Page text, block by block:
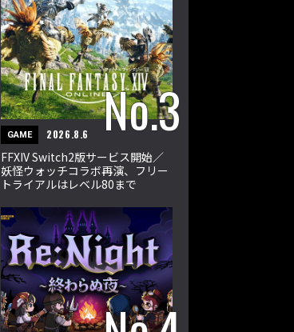
GAME 2026.8.6
FFXIV Switch2版サービス開始／
妖怪ウォッチコラボ再演、フリー
トライアルはレベル80まで